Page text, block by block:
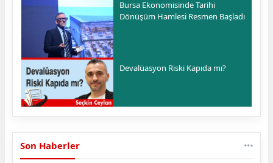
Bursa Ekonomisinde Tarihi
Dönüşüm Hamlesi Resmen Başladı
Devalüasyon Riski Kapıda mı?
Son Haberler